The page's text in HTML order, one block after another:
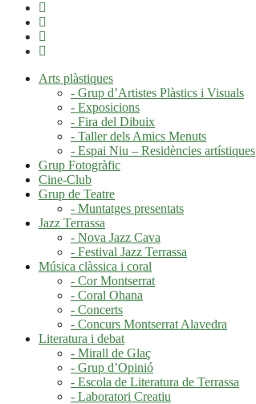
Arts plàstiques
- Grup d’Artistes Plàstics i Visuals
- Exposicions
- Fira del Dibuix
- Taller dels Amics Menuts
- Espai Niu – Residències artístiques
Grup Fotogràfic
Cine-Club
Grup de Teatre
- Muntatges presentats
Jazz Terrassa
- Nova Jazz Cava
- Festival Jazz Terrassa
Música clàssica i coral
- Cor Montserrat
- Coral Ohana
- Concerts
- Concurs Montserrat Alavedra
Literatura i debat
- Mirall de Glaç
- Grup d’Opinió
- Escola de Literatura de Terrassa
- Laboratori Creatiu